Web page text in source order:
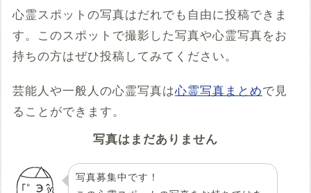
例：<iframe src="https://www.google.com/maps/embed?
pb=******" width="600" height="450" frameborder="0"
コメント
心霊スポットの写真はだれでも自由に投稿できま
す。このスポットで撮影した写真や心霊写真をお
持ちの方はぜひ投稿してみてください。
芸能人や一般人の心霊写真は心霊写真まとめで見
ることができます。
写真はまだありません
写真募集中です！